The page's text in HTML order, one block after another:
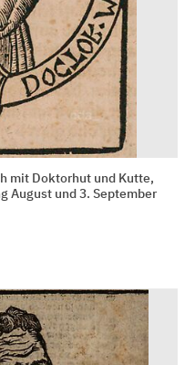
mit Doktorhut und Kutte,
August und 3. September